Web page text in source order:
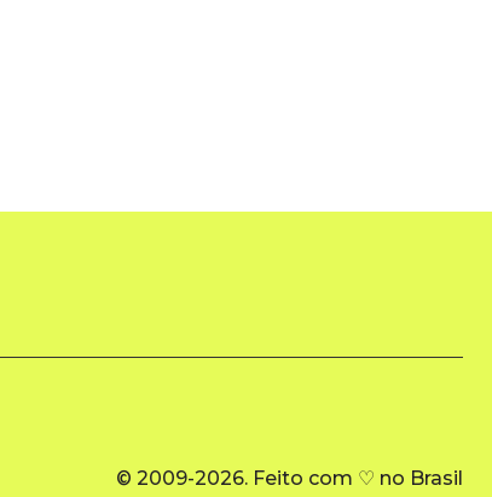
© 2009-2026. Feito com ♡ no Brasil